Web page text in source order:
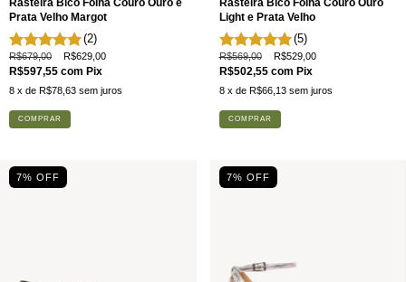
Rasteira Bico Folha Couro Ouro e
Prata Velho Margot
(2)
R$679,00 R$629,00
R$597,55 com Pix
8 x de R$78,63 sem juros
COMPRAR
Rasteira Bico Folha Couro Ouro
Light e Prata Velho
(5)
R$569,00 R$529,00
R$502,55 com Pix
8 x de R$66,13 sem juros
COMPRAR
7% OFF 7% OFF